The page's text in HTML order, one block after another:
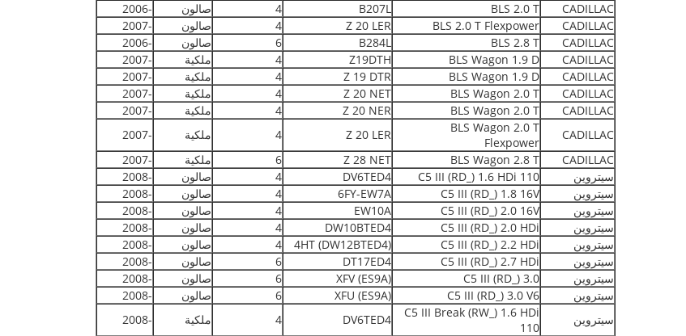
CADILLAC
BLS 2.0 T
B207L
4 صالون
-2006
CADILLAC
BLS 2.0 T Flexpower
Z 20 LER
4 صالون
-2007
CADILLAC
BLS 2.8 T
B284L
6 صالون
-2006
CADILLAC
BLS Wagon 1.9 D
Z19DTH
4 ملكية
-2007
CADILLAC
BLS Wagon 1.9 D
Z 19 DTR
4 ملكية
-2007
CADILLAC
BLS Wagon 2.0 T
Z 20 NET
4 ملكية
-2007
CADILLAC
BLS Wagon 2.0 T
Z 20 NER
4 ملكية
-2007
CADILLAC
BLS Wagon 2.0 T
Flexpower
Z 20 LER
4 ملكية
-2007
CADILLAC
BLS Wagon 2.8 T
Z 28 NET
6 ملكية
-2007
سيتروين
C5 III (RD_) 1.6 HDi 110
DV6TED4
4 صالون
-2008
سيتروين
C5 III (RD_) 1.8 16V
6FY-EW7A
4 صالون
-2008
سيتروين
C5 III (RD_) 2.0 16V
EW10A
4 صالون
-2008
سيتروين
C5 III (RD_) 2.0 HDi
DW10BTED4
4 صالون
-2008
سيتروين
C5 III (RD_) 2.2 HDi
4HT (DW12BTED4)
4 صالون
-2008
سيتروين
C5 III (RD_) 2.7 HDi
DT17ED4
6 صالون
-2008
سيتروين
C5 III (RD_) 3.0
XFV (ES9A)
6 صالون
-2008
سيتروين
C5 III (RD_) 3.0 V6
XFU (ES9A)
6 صالون
-2008
سيتروين
C5 III Break (RW_) 1.6 HDi
110
DV6TED4
4 ملكية
-2008